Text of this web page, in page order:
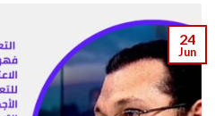
24
Jun